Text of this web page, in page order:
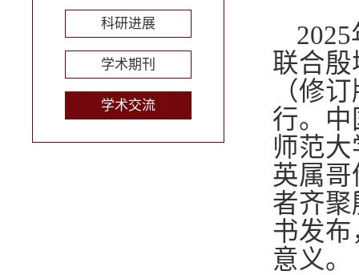
科研进展
学术期刊
学术交流
联合
（修
行。
师范
英属
者齐
书发
意义。